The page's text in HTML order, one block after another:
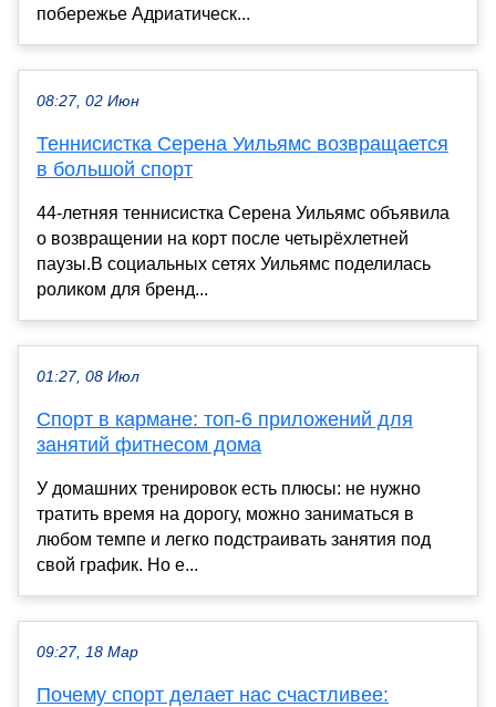
побережье Адриатическ...
08:27, 02 Июн
Теннисистка Серена Уильямс возвращается
в большой спорт
44-летняя теннисистка Серена Уильямс объявила
о возвращении на корт после четырёхлетней
паузы.В социальных сетях Уильямс поделилась
роликом для бренд...
01:27, 08 Июл
Спорт в кармане: топ-6 приложений для
занятий фитнесом дома
У домашних тренировок есть плюсы: не нужно
тратить время на дорогу, можно заниматься в
любом темпе и легко подстраивать занятия под
свой график. Но е...
09:27, 18 Мар
Почему спорт делает нас счастливее: